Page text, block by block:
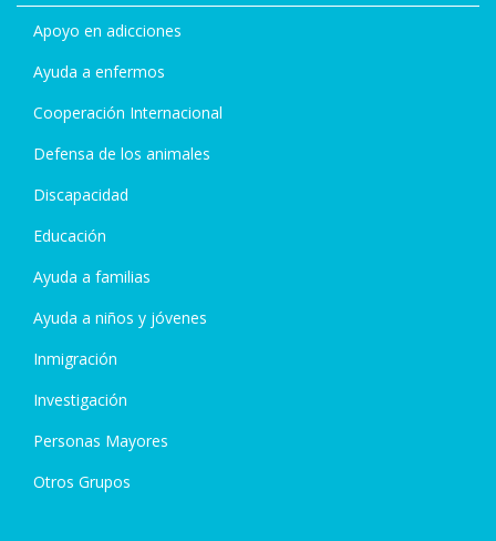
Apoyo en adicciones
Ayuda a enfermos
Cooperación Internacional
Defensa de los animales
Discapacidad
Educación
Ayuda a familias
Ayuda a niños y jóvenes
Inmigración
Investigación
Personas Mayores
Otros Grupos